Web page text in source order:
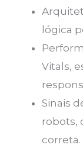
lógica
Vitals,
Sinais
robots,
correta.